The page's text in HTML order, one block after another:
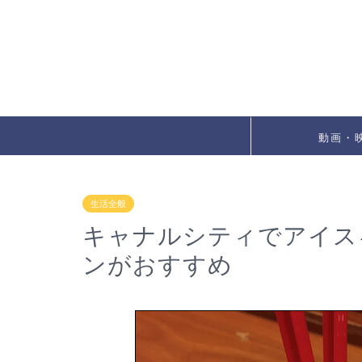
動画・
生活全般
キャナルシティでアイ
ンがおすすめ